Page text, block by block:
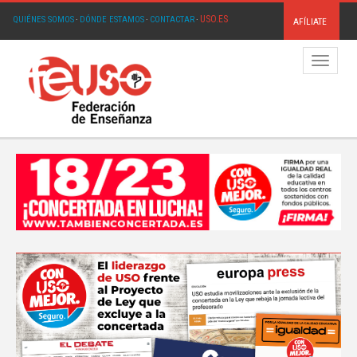
QUIÉNES SOMOS· DÓNDE ESTAMOS· CONTACTAR· USO.ES AFÍLIATE
Menú